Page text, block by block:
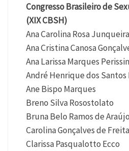
Congresso Brasileiro de
(XIX CBSH)
Ana Carolina Rosa
Ana Cristina Canosa
Ana Larissa Marques
André Henrique dos Santos
Ane Bispo Marques
Breno Silva Rosostolato
Bruna Belo Ramos de Araújo
Carolina Gonçalves de
Clarissa Pasqualotto Ecco